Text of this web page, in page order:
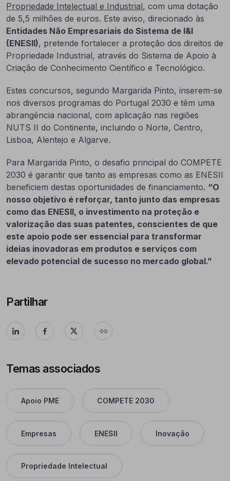
Propriedade Intelectual e Industrial, com uma dotação
de 5,5 milhões de euros. Este aviso, direcionado às
Entidades Não Empresariais do Sistema de I&I
(ENESII), pretende fortalecer a proteção dos direitos de
Propriedade Industrial, através do Sistema de Apoio à
Criação de Conhecimento Científico e Tecnológico.
Estes concursos, segundo Margarida Pinto, inserem-se
nos diversos programas do Portugal 2030 e têm uma
abrangência nacional, com aplicação nas regiões
NUTS II do Continente, incluindo o Norte, Centro,
Lisboa, Alentejo e Algarve.
Para Margarida Pinto, o desafio principal do COMPETE
2030 é garantir que tanto as empresas como as ENESII
beneficiem destas oportunidades de financiamento. “O
nosso objetivo é reforçar, tanto junto das empresas
como das ENESII, o investimento na proteção e
valorização das suas patentes, conscientes de que
este apoio pode ser essencial para transformar
ideias inovadoras em produtos e serviços com
elevado potencial de sucesso no mercado global.”
Partilhar
Temas associados
Apoio PME COMPETE 2030
Empresas ENESII Inovação
Propriedade Intelectual